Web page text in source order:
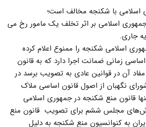
اسلامی با شکنجه مخالف است؛
اسلامی بر اثر تخلف یک مامور رخ می
جاری.
اسلامی شکنجه را ممنوع اعلام کرده
زمانی ضمانت اجرا دارد که به قانون
آن در قوانین عادی به تصویب برسد در
نگهبان از اصول قانون اساسی ملاک
قانون منع شکنجه در جمهوری اسلامی
مجلس ششم برای تصویب قانون منع
به کنوانسیون منع شکنجه به دلیل